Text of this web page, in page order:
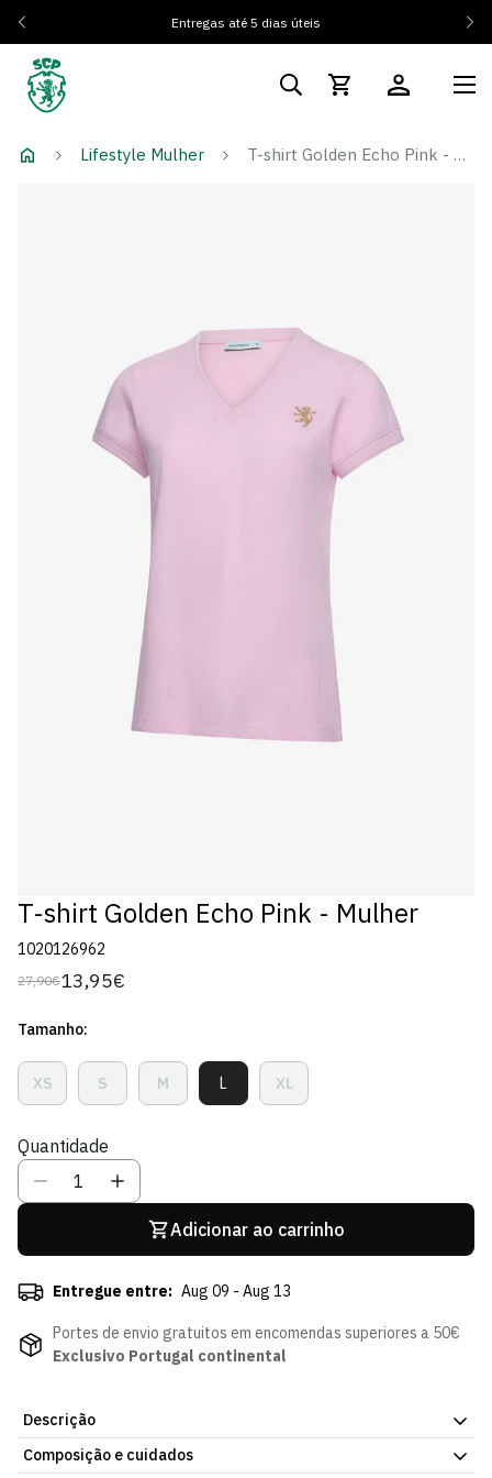
Entregas até 5 dias úteis
Lifestyle Mulher T-shirt Golden Echo Pink - Mulher
T-shirt Golden Echo Pink - Mulher
1020126962
Preço
27,90€
Preço
venda
13,95€
Tamanho:
XSVariante
Esgotada
Indisponível
SVariante
Esgotada
Indisponível
MVariante
Esgotada
LVariante
Esgotada
XL
Variante
Esgotada
Quantidade
Adicionar ao carrinho
Entregue entre: Aug 09 - Aug 13
Portes de envio gratuitos em encomendas superiores a 50€
Exclusivo Portugal continental
Descrição
T-shirt Golden Echo Pink - Mulher, parte da coleção oficial do
Composição e cuidados